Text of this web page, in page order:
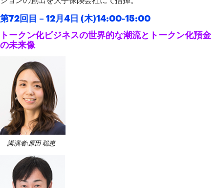
第72回目 – 12月4日 (木)14:00-15:00
トークン化ビジネスの世界的な潮流とトークン化預金
の未来像
講演者:原田 聡恵